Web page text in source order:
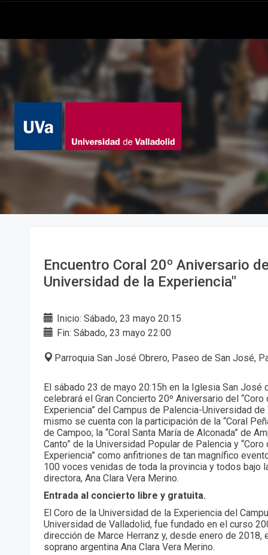
Encuentro Coral 20º Aniversario
Universidad de la Experiencia"
Inicio: Sábado, 23 mayo 20:15
Fin: Sábado, 23 mayo 22:00
Parroquia San José Obrero, Paseo de San José,
El sábado 23 de mayo 20:15h en la Iglesia San José
celebrará el Gran Concierto 20º Aniversario del
Experiencia” del Campus de Palencia-Universidad
mismo se cuenta con la participación de la “Coral
de Campoo; la “Coral Santa María de Alconada” de
Canto” de la Universidad Popular de Palencia y
Experiencia” como anfitriones de tan magnífico
100 voces venidas de toda la provincia y todos bajo
directora, Ana Clara Vera Merino.
Entrada al concierto libre y gratuita.
El Coro de la Universidad de la Experiencia del
Universidad de Valladolid, fue fundado en el curso
dirección de Marce Herranz y, desde enero de 2018,
soprano argentina Ana Clara Vera Merino.